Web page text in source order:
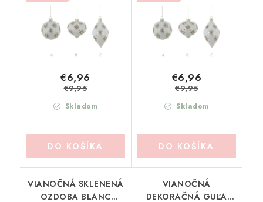
Skladom
€6,96
€9,95
DO KOŠÍKA
Skladom
€6,96
€9,95
DO KOŠÍKA
VIANOČNÁ SKLENENÁ
OZDOBA BLANC
VIANOČNÁ
DEKORAČNÁ GUĽA